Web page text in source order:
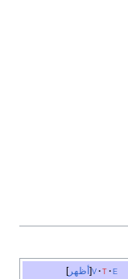
أظهر v t e